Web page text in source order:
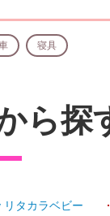
寝具
ら探
タカラベビー